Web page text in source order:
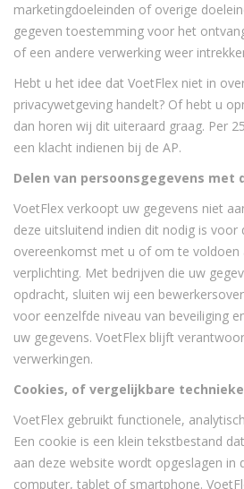
marketingdoeleinden of overige
gegeven toestemming voor het
of een andere verwerking weer
Hebt u het idee dat VoetFlex niet in
privacywetgeving handelt? Of hebt u
dan horen wij dit uiteraard graag. Per
een klacht indienen bij de AP.
Delen van persoonsgegevens met
VoetFlex verkoopt uw gegevens niet
deze uitsluitend indien dit nodig is voor
overeenkomst met u of om te voldoen
verplichting. Met bedrijven die uw
opdracht, sluiten wij een
voor eenzelfde niveau van beveiliging
uw gegevens. VoetFlex blijft
verwerkingen.
Cookies, of vergelijkbare
VoetFlex gebruikt functionele,
Een cookie is een klein tekstbestand
aan deze website wordt opgeslagen in
computer, tablet of smartphone.